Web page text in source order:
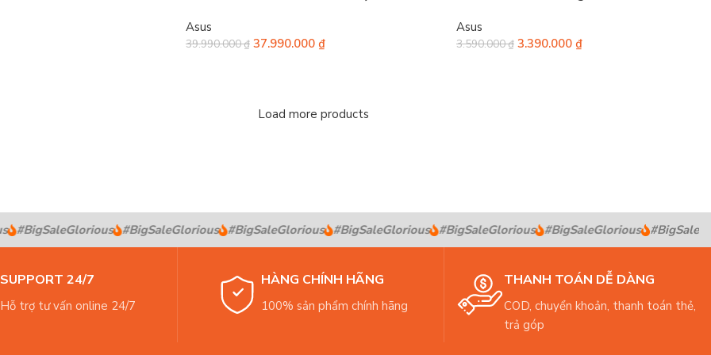
Asus
39.990.000₫ 37.990.000 ₫
Asus
3.590.000₫ 3.390.000 ₫
Load more products
#BigSaleGlorious #BigSaleGlorious #BigSaleGlorious #BigSaleGlorious #BigSaleGlorious #BigSaleGlorious
SUPPORT 24/7
Hỗ trợ tư vấn online 24/7
HÀNG CHÍNH HÃNG
100% sản phẩm chính hãng
THANH TOÁN DỄ DÀNG
COD, chuyển khoản, thanh toán thẻ,
trả góp